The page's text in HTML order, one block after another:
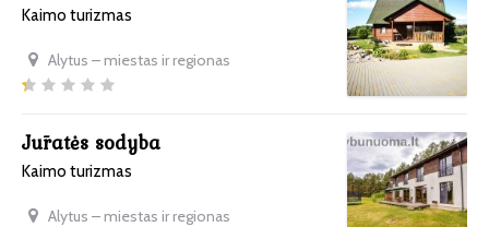
Kaimo turizmas
Alytus – miestas ir regionas
Jūratės sodyba
Kaimo turizmas
Alytus – miestas ir regionas